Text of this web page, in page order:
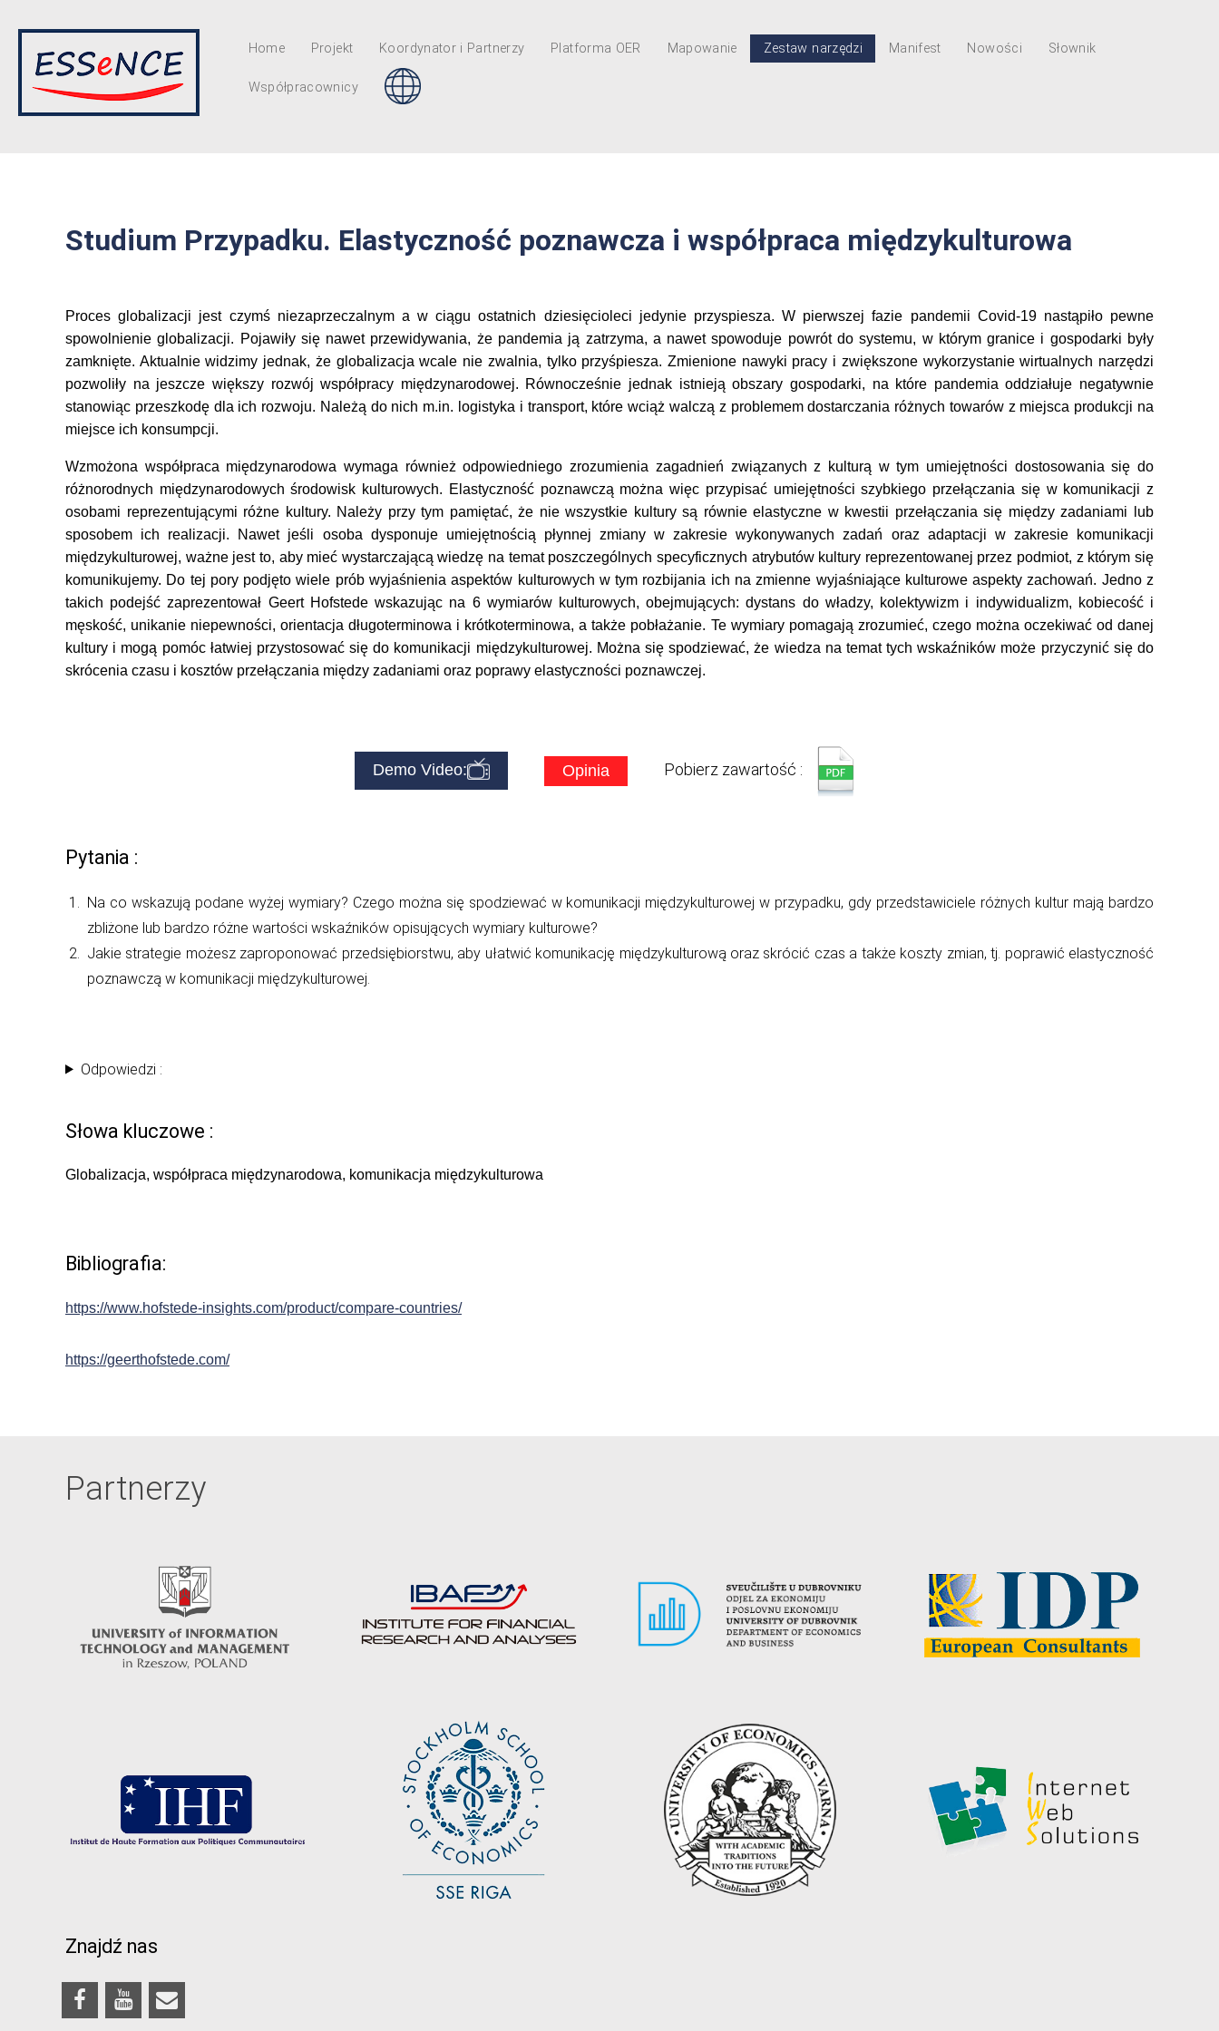
Home Projekt Koordynator i Partnerzy Platforma OER Mapowanie Zestaw narzędzi Manifest Nowości Słownik
Współpracownicy
Studium Przypadku. Elastyczność poznawcza i współpraca międzykulturowa
Proces globalizacji jest czymś niezaprzeczalnym a w ciągu ostatnich dziesięcioleci jedynie przyspiesza. W pierwszej fazie pandemii Covid-19 nastąpiło pewne
spowolnienie globalizacji. Pojawiły się nawet przewidywania, że pandemia ją zatrzyma, a nawet spowoduje powrót do systemu, w którym granice i gospodarki były
zamknięte. Aktualnie widzimy jednak, że globalizacja wcale nie zwalnia, tylko przyśpiesza. Zmienione nawyki pracy i zwiększone wykorzystanie wirtualnych narzędzi
pozwoliły na jeszcze większy rozwój współpracy międzynarodowej. Równocześnie jednak istnieją obszary gospodarki, na które pandemia oddziałuje negatywnie
stanowiąc przeszkodę dla ich rozwoju. Należą do nich m.in. logistyka i transport, które wciąż walczą z problemem dostarczania różnych towarów z miejsca produkcji na
miejsce ich konsumpcji.
Wzmożona współpraca międzynarodowa wymaga również odpowiedniego zrozumienia zagadnień związanych z kulturą w tym umiejętności dostosowania się do
różnorodnych międzynarodowych środowisk kulturowych. Elastyczność poznawczą można więc przypisać umiejętności szybkiego przełączania się w komunikacji z
osobami reprezentującymi różne kultury. Należy przy tym pamiętać, że nie wszystkie kultury są równie elastyczne w kwestii przełączania się między zadaniami lub
sposobem ich realizacji. Nawet jeśli osoba dysponuje umiejętnością płynnej zmiany w zakresie wykonywanych zadań oraz adaptacji w zakresie komunikacji
międzykulturowej, ważne jest to, aby mieć wystarczającą wiedzę na temat poszczególnych specyficznych atrybutów kultury reprezentowanej przez podmiot, z którym się
komunikujemy. Do tej pory podjęto wiele prób wyjaśnienia aspektów kulturowych w tym rozbijania ich na zmienne wyjaśniające kulturowe aspekty zachowań. Jedno z
takich podejść zaprezentował Geert Hofstede wskazując na 6 wymiarów kulturowych, obejmujących: dystans do władzy, kolektywizm i indywidualizm, kobiecość i
męskość, unikanie niepewności, orientacja długoterminowa i krótkoterminowa, a także pobłażanie. Te wymiary pomagają zrozumieć, czego można oczekiwać od danej
kultury i mogą pomóc łatwiej przystosować się do komunikacji międzykulturowej. Można się spodziewać, że wiedza na temat tych wskaźników może przyczynić się do
skrócenia czasu i kosztów przełączania między zadaniami oraz poprawy elastyczności poznawczej.
Demo Video: Opinia Pobierz zawartość :
Pytania :
Na co wskazują podane wyżej wymiary? Czego można się spodziewać w komunikacji międzykulturowej w przypadku, gdy przedstawiciele różnych kultur mają bardzo
zbliżone lub bardzo różne wartości wskaźników opisujących wymiary kulturowe?
Jakie strategie możesz zaproponować przedsiębiorstwu, aby ułatwić komunikację międzykulturową oraz skrócić czas a także koszty zmian, tj. poprawić elastyczność
poznawczą w komunikacji międzykulturowej.
Odpowiedzi :
Słowa kluczowe :
Globalizacja, współpraca międzynarodowa, komunikacja międzykulturowa
Bibliografia:
https://www.hofstede-insights.com/product/compare-countries/
https://geerthofstede.com/
Partnerzy
Znajdź nas